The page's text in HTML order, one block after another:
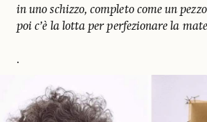
in uno schizzo, completo come un
poi c’è la lotta per perfezionare la
.